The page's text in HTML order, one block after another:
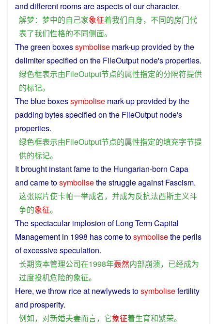
and different roomsareaspectsofourcharacter.
解梦： 梦中的自己家象征着我们自身， 不同的房门代
表了我们性格的不同侧面。
Thegreen boxessymbolise mark-upprovided bythe
delimiterspecified on the FileOutput node'sproperties.
绿色框表示由FileOutput节点的属性指定的分隔符提供
的标记。
The blueboxessymbolise mark-upprovided bythe
padding bytesspecified on the FileOutput node's
properties.
绿色框表示由FileOutput节点的属性指定的填充字节提
供的标记。
Itbrought instantfameto the Hungarian-born Capa
and came tosymbolisethestruggleagainst Fascism.
这张照片使卡帕一举成名， 并成为反抗法西斯主义斗
争的象征。
The spectacularimplosion of Long TermCapital
Management in 1998 hascometosymbolisetheperils
ofexcessivespeculation.
长期资本管理公司在1998年轰然内部崩溃， 已经成为
过度投机危险的象征。
Here, we throw riceat newlywedstosymbolisefertility
and prosperity.
例如， 对新婚夫妻而言， 它象征着生育和繁荣。